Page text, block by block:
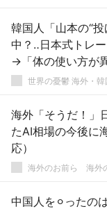
韓国人「山本の“
中？‥日本式トレ
→「体の使い方が
世界の憂鬱 海外・
海外「そうだ！」
たAI相場の今後に
応）
海外のお前ら 海外
中国人を⚪︎った